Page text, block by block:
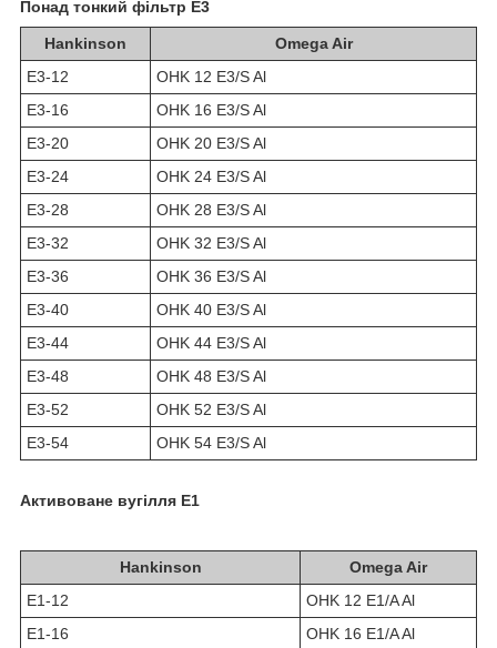
Понад тонкий фільтр E3
Hankinson
Omega Air
E3-12
OHK 12 E3/S Al
E3-16
OHK 16 E3/S Al
E3-20
OHK 20 E3/S Al
E3-24
OHK 24 E3/S Al
E3-28
OHK 28 E3/S Al
E3-32
OHK 32 E3/S Al
E3-36
OHK 36 E3/S Al
E3-40
OHK 40 E3/S Al
E3-44
OHK 44 E3/S Al
E3-48
OHK 48 E3/S Al
E3-52
OHK 52 E3/S Al
E3-54
OHK 54 E3/S Al
Активоване вугілля Е1
Hankinson
Omega Air
E1-12
OHK 12 E1/A Al
E1-16
OHK 16 E1/A Al